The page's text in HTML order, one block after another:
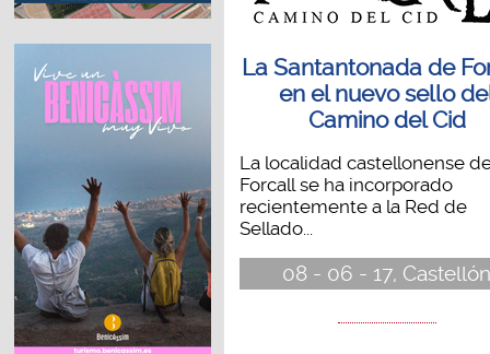
La Santantonada de
en el nuevo sello
Camino del Cid
La localidad castellonense
Forcall se ha incorporado
recientemente a la Red de
Sellado...
08 - 06 - 17,